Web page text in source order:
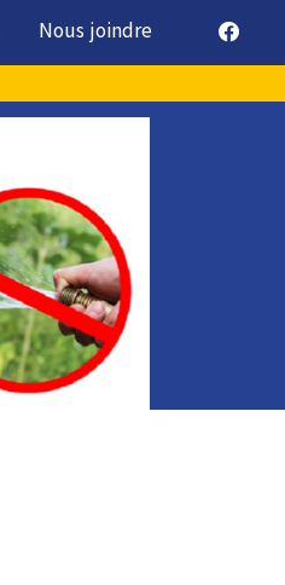
Nous joindre